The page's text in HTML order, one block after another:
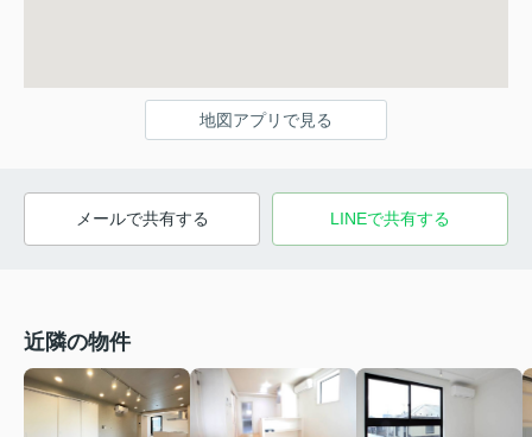
地図アプリで見る
メールで共有する LINEで共有する
近隣の物件